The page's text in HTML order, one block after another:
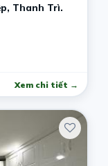
Thanh Trì.
Xem chi tiết →